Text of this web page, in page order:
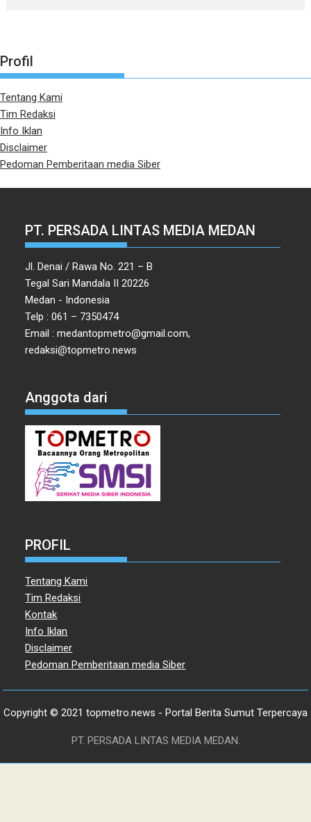
Profil
Tentang Kami
Tim Redaksi
Info Iklan
Disclaimer
Pedoman Pemberitaan media Siber
PT. PERSADA LINTAS MEDIA MEDAN
Jl. Denai / Rawa No. 221 – B
Tegal Sari Mandala II 20226
Medan - Indonesia
Telp : 061 – 7350474
Email : medantopmetro@gmail.com,
redaksi@topmetro.news
Anggota dari
PROFIL
Tentang Kami
Tim Redaksi
Kontak
Info Iklan
Disclaimer
Pedoman Pemberitaan media Siber
Copyright © 2021 topmetro.news - Portal Berita Sumut Terpercaya
PT. PERSADA LINTAS MEDIA MEDAN.